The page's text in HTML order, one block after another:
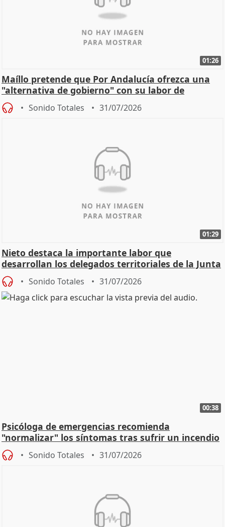
01:26
Maíllo pretende que Por Andalucía ofrezca una
"alternativa de gobierno" con su labor de
oposición
Sonido Totales 31/07/2026
01:29
Nieto destaca la importante labor que
desarrollan los delegados territoriales de la Junta
Sonido Totales 31/07/2026
00:38
Psicóloga de emergencias recomienda
"normalizar" los síntomas tras sufrir un incendio
Sonido Totales 31/07/2026